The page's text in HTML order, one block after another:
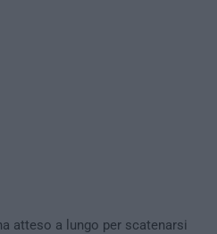
atteso a lungo per scatenarsi